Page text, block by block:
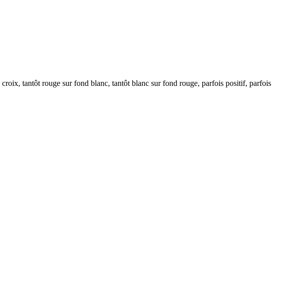
tantôt rouge sur fond blanc, tantôt blanc sur fond rouge, parfois positif, parfois